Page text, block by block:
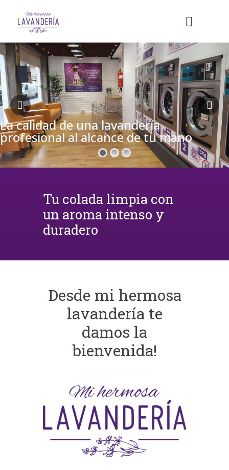
La calidad de una lavandería
profesional al alcance de tu mano
Tu colada limpia con
un aroma intenso y
duradero
Desde mi hermosa
lavandería te
damos la
bienvenida!